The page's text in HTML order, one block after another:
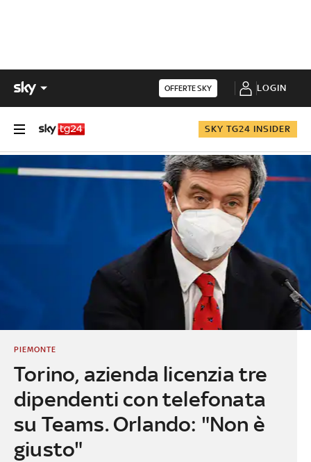
OFFERTE SKY LOGIN
SKY TG24 INSIDER
Torino, azienda licenzia tre
dipendenti con telefonata
su Teams. Orlando: "Non è
giusto"
PIEMONTE